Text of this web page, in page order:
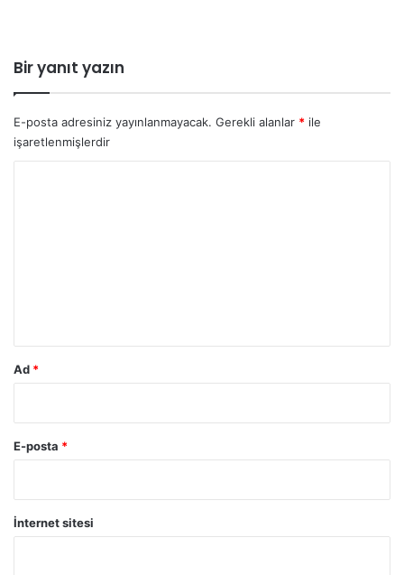
Bir yanıt yazın
E-posta adresiniz yayınlanmayacak. Gerekli alanlar * ile
işaretlenmişlerdir
Ad *
E-posta *
İnternet sitesi